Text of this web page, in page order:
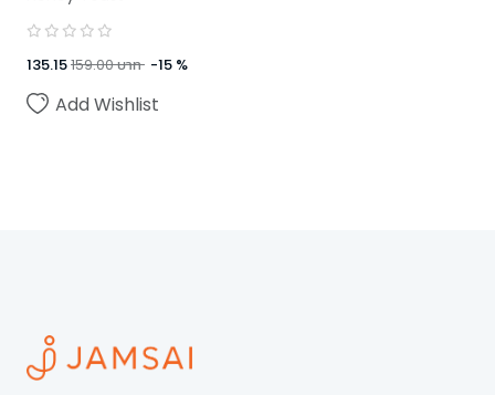
135.15159.00บาท -15 %
Add Wishlist